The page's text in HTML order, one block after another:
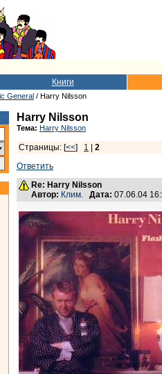
Книги
General / Harry Nilsson
Harry Nilsson
Тема: Harry Nilsson
Страницы: [<<] 1
2
Ответить
Re: Harry Nilsson
Автор: Клим. Дата: 07.06.04